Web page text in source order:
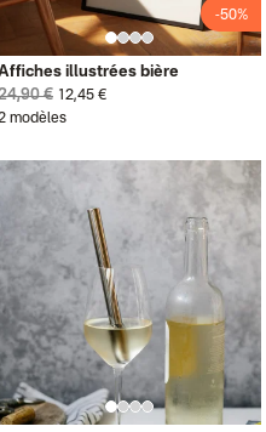
-50%
illustrées bière
€ 12,45 €
modèles